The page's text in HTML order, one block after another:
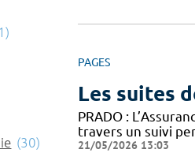
PAGES
Les suites
PRADO :
travers un suivi
21/05/2026 13:03
(30)